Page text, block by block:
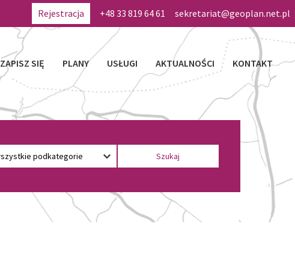
Rejestracja +48 33 819 64 61 sekretariat@geoplan.net.pl
ZAPISZ SIĘ PLANY USŁUGI AKTUALNOŚCI KONTAKT